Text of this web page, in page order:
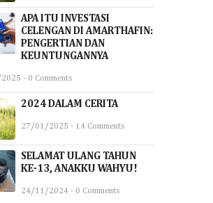
APA ITU INVESTASI
CELENGAN DI AMARTHAFIN:
PENGERTIAN DAN
KEUNTUNGANNYA
- 0 Comments
2024 DALAM CERITA
27/01/2025 - 14 Comments
SELAMAT ULANG TAHUN
KE-13, ANAKKU WAHYU!
24/11/2024 - 0 Comments